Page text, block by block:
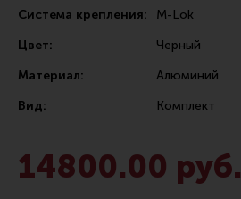
Сошки
Антабки и ремни
Фонари и ЛЦУ
Тюнинг для пистолетов
Все разделы
Система крепления:
M-Lok
Цвет:
Черный
Материал:
Алюминий
Вид:
Комплект
14800.00 руб.